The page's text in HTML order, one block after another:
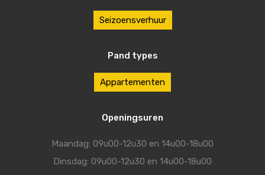
Seizoensverhuur
Pand types
Appartementen
Openingsuren
Maandag: 09u00-12u30 en 14u00-18u00
Dinsdag: 09u00-12u30 en 14u00-18u00